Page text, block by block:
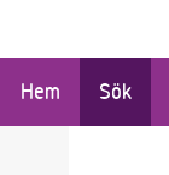
Hem Sök